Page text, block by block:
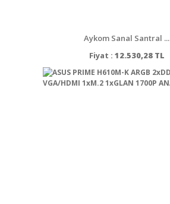
Aykom Sanal Santral ...
Fiyat : 12.530,28 TL